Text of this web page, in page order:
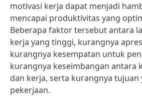
motivasi kerja dapat menjadi
mencapai produktivitas yang
Beberapa faktor tersebut antara
kerja yang tinggi, kurangnya
kurangnya kesempatan untuk
kurangnya keseimbangan antara
dan kerja, serta kurangnya tujuan
pekerjaan.